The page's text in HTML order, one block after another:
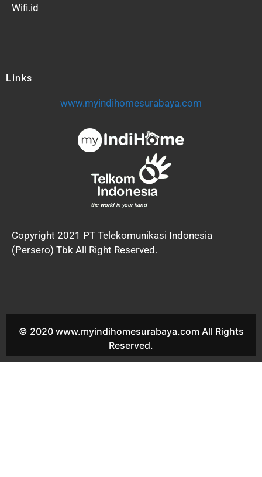
Wifi.id
Links
www.myindihomesurabaya.com
Copyright 2021 PT Telekomunikasi Indonesia
(Persero) Tbk All Right Reserved.
© 2020 www.myindihomesurabaya.com All Rights
Reserved.